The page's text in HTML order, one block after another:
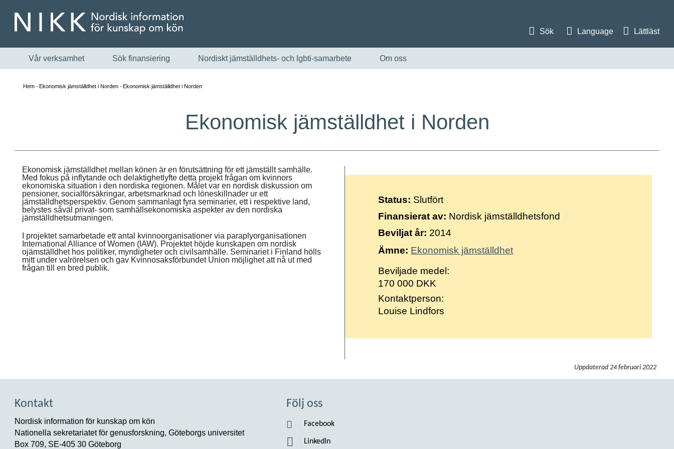
English
Skandinaviska
Íslenska
Sök Language Lättläst
Vår verksamhet Sök finansiering Nordiskt jämställdhets- och lgbti-samarbete Om oss
Hem Ekonomisk jämställdhet i Norden Ekonomisk jämställdhet i Norden
Ekonomisk jämställdhet i Norden
Ekonomisk jämställdhet mellan könen är en förutsättning för ett jämställt samhälle.
Med fokus på inflytande och delaktighetlyfte detta projekt frågan om kvinnors
ekonomiska situation i den nordiska regionen. Målet var en nordisk diskussion om
pensioner, socialförsäkringar, arbetsmarknad och löneskillnader ur ett
jämställdhetsperspektiv. Genom sammanlagt fyra seminarier, ett i respektive land,
belystes såväl privat- som samhällsekonomiska aspekter av den nordiska
jämställdhetsutmaningen.
I projektet samarbetade ett antal kvinnoorganisationer via paraplyorganisationen
International Alliance of Women (IAW). Projektet höjde kunskapen om nordisk
ojämställdhet hos politiker, myndigheter och civilsamhälle. Seminariet i Finland hölls
mitt under valrörelsen och gav Kvinnosaksförbundet Union möjlighet att nå ut med
frågan till en bred publik.
Status: Slutfört
Finansierat av: Nordisk jämställdhetsfond
Beviljat år: 2014
Ämne: Ekonomisk jämställdhet
Beviljade medel:
170 000 DKK
Kontaktperson:
Louise Lindfors
Uppdaterad 24 februari 2022
Kontakt
Nordisk information för kunskap om kön
Nationella sekretariatet för genusforskning, Göteborgs universitet
Box 709, SE-405 30 Göteborg
Följ oss
Facebook
LinkedIn